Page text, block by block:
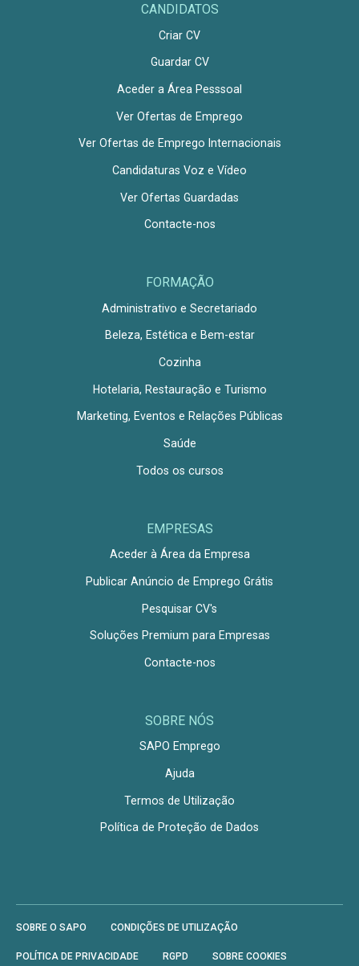
CANDIDATOS
Criar CV
Guardar CV
Aceder a Área Pesssoal
Ver Ofertas de Emprego
Ver Ofertas de Emprego Internacionais
Candidaturas Voz e Vídeo
Ver Ofertas Guardadas
Contacte-nos
FORMAÇÃO
Administrativo e Secretariado
Beleza, Estética e Bem-estar
Cozinha
Hotelaria, Restauração e Turismo
Marketing, Eventos e Relações Públicas
Saúde
Todos os cursos
EMPRESAS
Aceder à Área da Empresa
Publicar Anúncio de Emprego Grátis
Pesquisar CV's
Soluções Premium para Empresas
Contacte-nos
SOBRE NÓS
SAPO Emprego
Ajuda
Termos de Utilização
Política de Proteção de Dados
SOBRE O SAPO CONDIÇÕES DE UTILIZAÇÃO
POLÍTICA DE PRIVACIDADE RGPD SOBRE COOKIES